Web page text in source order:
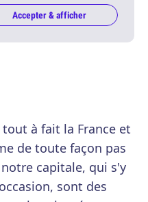
Accepter & afficher
à fait la France et
de toute façon pas
capitale, qui s'y
sont des